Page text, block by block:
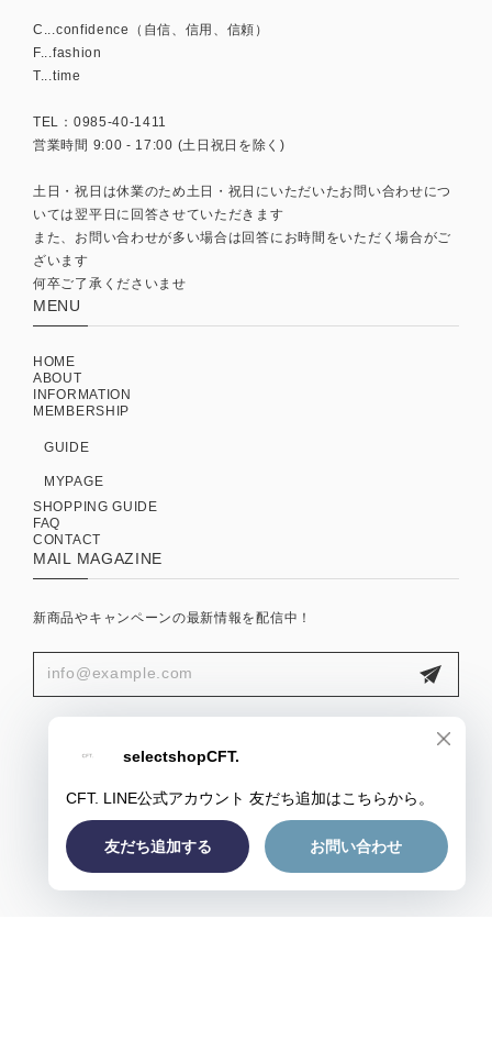
C...confidence（自信、信用、信頼）
F...fashion
T...time
TEL：0985-40-1411
営業時間 9:00 - 17:00 (土日祝日を除く)
土日・祝日は休業のため土日・祝日にいただいたお問い合わせにつ
いては翌平日に回答させていただきます
また、お問い合わせが多い場合は回答にお時間をいただく場合がご
ざいます
何卒ご了承くださいませ
MENU
HOME
ABOUT
INFORMATION
MEMBERSHIP
GUIDE
MYPAGE
SHOPPING GUIDE
FAQ
CONTACT
MAIL MAGAZINE
新商品やキャンペーンの最新情報を配信中！